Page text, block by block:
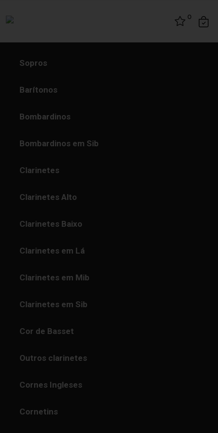
0
Sopros
Barítonos
Bombardinos
Bombardinos em Sib
Clarinetes
Clarinetes Alto
Clarinetes Baixo
Clarinetes em Lá
Clarinetes em Mib
Clarinetes em Sib
Cor de Basset
Outros clarinetes
Cornes Ingleses
Cornetins